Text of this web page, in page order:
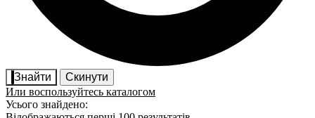
Знайти
Скинути
Или воспользуйтесь каталогом
Усього знайдено: